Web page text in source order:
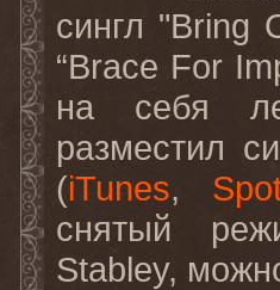
сингл "Bring
“Brace For
на себя
разместил
(iTunes,
снятый
Stabley,